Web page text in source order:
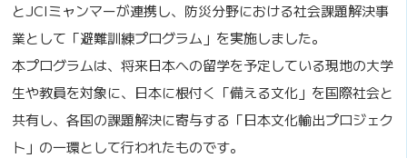
とJCIミャンマーが連携し、防災分野における社会課題解決事
業として「避難訓練プログラム」を実施しました。
本プログラムは、将来日本への留学を予定している現地の大学
生や教員を対象に、日本に根付く「備える文化」を国際社会と
共有し、各国の課題解決に寄与する「日本文化輸出プロジェク
ト」の一環として行われたものです。